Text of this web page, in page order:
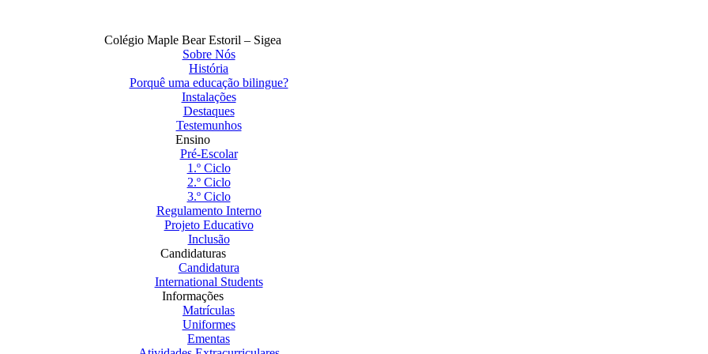
Colégio Maple Bear Estoril – Sigea
Sobre Nós
História
Porquê uma educação bilingue?
Instalações
Destaques
Testemunhos
Ensino
Pré-Escolar
1.º Ciclo
2.º Ciclo
3.º Ciclo
Regulamento Interno
Projeto Educativo
Inclusão
Candidaturas
Candidatura
International Students
Informações
Matrículas
Uniformes
Ementas